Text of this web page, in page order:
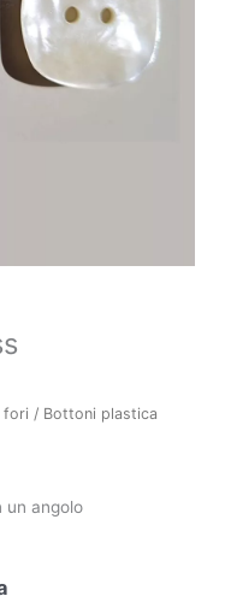
fori / Bottoni plastica
un angolo